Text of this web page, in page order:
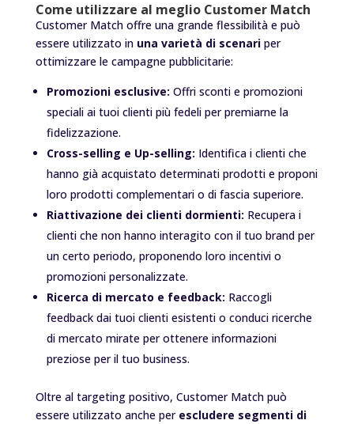
Come utilizzare al meglio Customer Match
Customer Match offre una grande flessibilità e può
essere utilizzato in una varietà di scenariper
ottimizzare le campagne pubblicitarie:
Promozioni esclusive: Offri sconti e promozioni
speciali ai tuoi clienti più fedeli per premiarne la
fidelizzazione.
Cross-selling e Up-selling: Identifica i clienti che
hanno già acquistato determinati prodotti e proponi
loro prodotti complementari o di fascia superiore.
Riattivazione dei clienti dormienti: Recupera i
clienti che non hanno interagito con il tuo brand per
un certo periodo, proponendo loro incentivi o
promozioni personalizzate.
Ricerca di mercato e feedback: Raccogli
feedback dai tuoi clienti esistenti o conduci ricerche
di mercato mirate per ottenere informazioni
preziose per il tuo business.
Oltre al targeting positivo, Customer Match può
essere utilizzato anche per escludere segmenti di